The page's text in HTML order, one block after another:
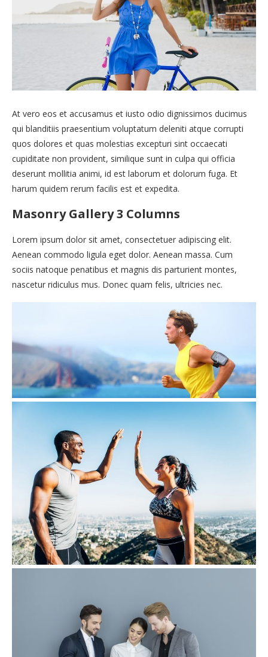
At vero eos et accusamus et iusto odio dignissimos ducimus
qui blanditiis praesentium voluptatum deleniti atque corrupti
quos dolores et quas molestias excepturi sint occaecati
cupiditate non provident, similique sunt in culpa qui officia
deserunt mollitia animi, id est laborum et dolorum fuga. Et
harum quidem rerum facilis est et expedita.
Masonry Gallery 3 Columns
Lorem ipsum dolor sit amet, consectetuer adipiscing elit.
Aenean commodo ligula eget dolor. Aenean massa. Cum
sociis natoque penatibus et magnis dis parturient montes,
nascetur ridiculus mus. Donec quam felis, ultricies nec.